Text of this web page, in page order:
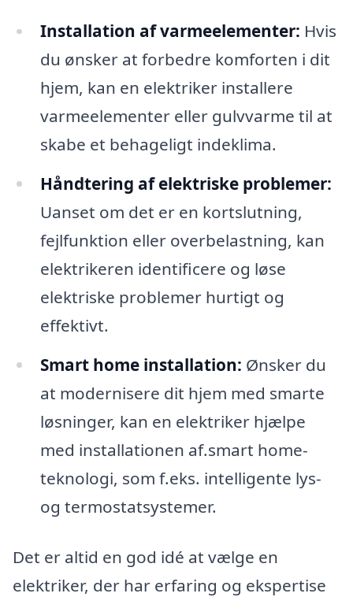
Installation af varmeelementer: Hvis
du ønsker at forbedre komforten i dit
hjem, kan en elektriker installere
varmeelementer eller gulvvarme til at
skabe et behageligt indeklima.
Håndtering af elektriske problemer:
Uanset om det er en kortslutning,
fejlfunktion eller overbelastning, kan
elektrikeren identificere og løse
elektriske problemer hurtigt og
effektivt.
Smart home installation: Ønsker du
at modernisere dit hjem med smarte
løsninger, kan en elektriker hjælpe
med installationen af.smart home-
teknologi, som f.eks. intelligente lys-
og termostatsystemer.
Det er altid en god idé at vælge en
elektriker, der har erfaring og ekspertise